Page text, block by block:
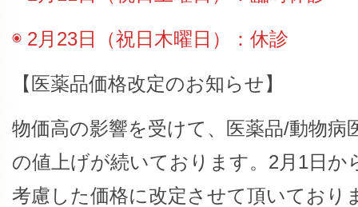
◉ 2月23日（祝日木曜日）：休診
【医薬品価格改定のお知らせ】
物価高の影響を受けて、医薬品/動物病
の値上げが続いております。2月1日か
考慮した価格に改定させて頂いており